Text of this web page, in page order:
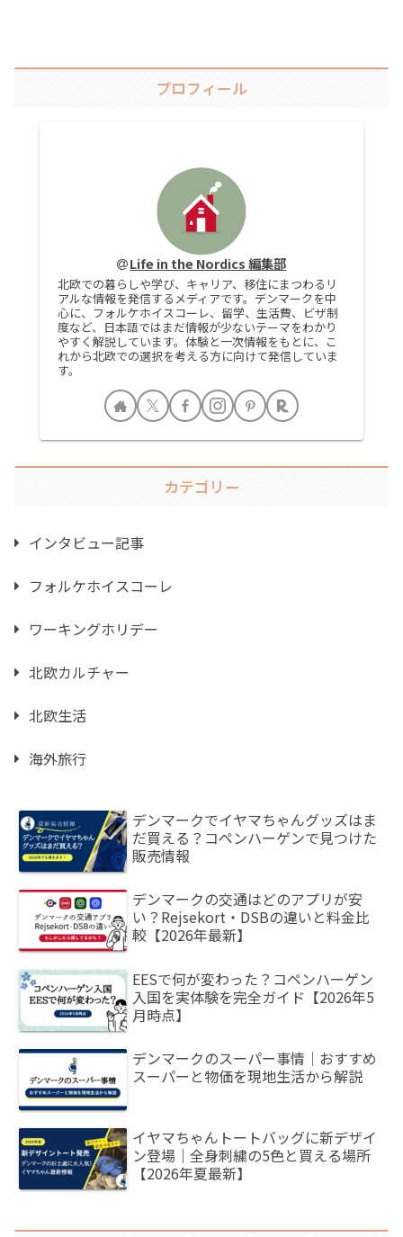
プロフィール
Life in the Nordics 編集部
北欧での暮らしや学び、キャリア、移住にまつわるリ
アルな情報を発信するメディアです。デンマークを中
心に、フォルケホイスコーレ、留学、生活費、ビザ制
度など、日本語ではまだ情報が少ないテーマをわかり
やすく解説しています。体験と一次情報をもとに、こ
れから北欧での選択を考える方に向けて発信していま
す。
カテゴリー
インタビュー記事
フォルケホイスコーレ
ワーキングホリデー
北欧カルチャー
北欧生活
海外旅行
デンマークでイヤマちゃんグッズはま
だ買える？コペンハーゲンで見つけた
販売情報
デンマークの交通はどのアプリが安
い？Rejsekort・DSBの違いと料金比
較【2026年最新】
EESで何が変わった？コペンハーゲン
入国を実体験を完全ガイド【2026年5
月時点】
デンマークのスーパー事情｜おすすめ
スーパーと物価を現地生活から解説
イヤマちゃんトートバッグに新デザイ
ン登場｜全身刺繍の5色と買える場所
【2026年夏最新】